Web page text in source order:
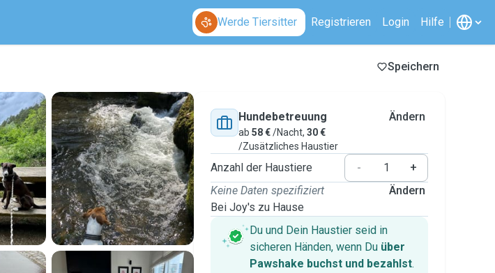
Werde Tiersitter Registrieren Login Hilfe
Speichern
Hundebetreuung
ab 58 €/Nacht, 30 €
/Zusätzliches Haustier
Ändern
Anzahl der Haustiere -
+
Keine Daten spezifiziert
Bei Joy's zu Hause
Ändern
Du und Dein Haustier seid in
sicheren Händen, wenn Du über
Pawshake buchst und bezahlst.